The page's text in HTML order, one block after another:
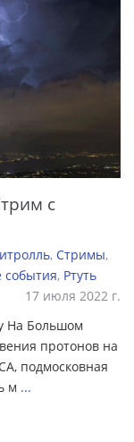
с
, Стримы,
события, Ртуть
17 июля 2022 г.
На Большом
протонов на
подмосковная
м ...